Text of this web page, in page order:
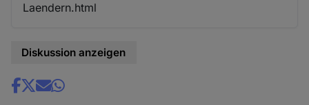
Laendern.html
Diskussion anzeigen
Share